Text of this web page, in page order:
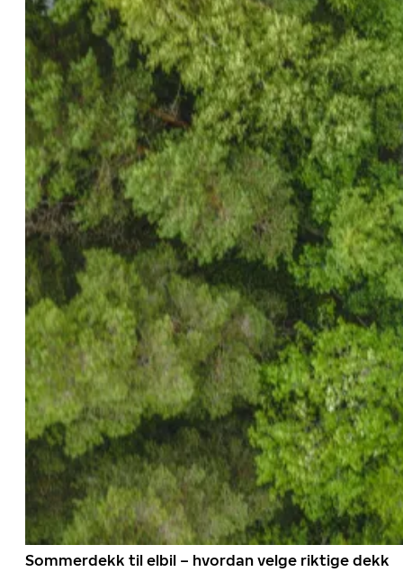
Sommerdekk til elbil – hvordan velge riktige dekk